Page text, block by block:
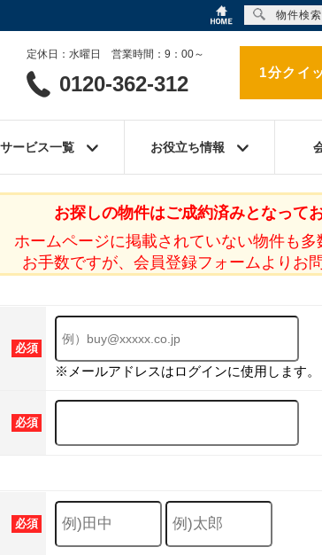
定休日：水曜日 営業時間：9：00～
0120-362-312 1分クイ
サービス一覧 お役立ち情報
お探しの物件はご成約済みとなってお
ホームページに掲載されていない物件も多
お手数ですが、会員登録フォームよりお
必須
※メールアドレスはログインに使用します。
必須
必須
物件検索